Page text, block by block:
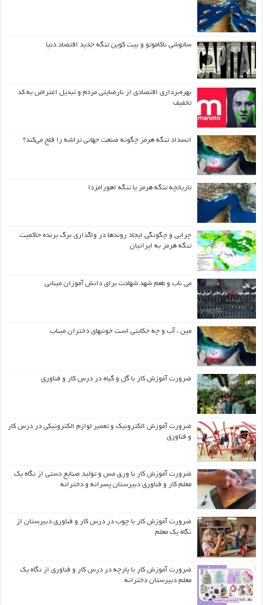
ساتوشی ناکاموتو و بیت کوین تنگه جدید اقتصاد دنیا
بهره‌برداری اقتصادی از نارضایتی مردم و تبدیل اعتراض به کد
تخفیف
انسداد تنگه هرمز چگونه صنعت جهانی تراشه را فلج می‌کند؟
تاریخچه تنگه هرمز یا تنگه اهورامزدا
چرایی و چگونگی ایجاد روندها در واگذاری برگ برنده حاکمیت
تنگه هرمز به ایرانیان
می ناب و طعم شهد شهادت برای دانش آموزان مینابی
مین ، آب و چه حکایتی است خونبهای دختران میناب
ضرورت آموزش کار با گل و گیاه در درس کار و فناوری
ضرورت آموزش الکترونیک و تعمیر لوازم الکترونیکی در درس کار
و فناوری
ضرورت آموزش کار با ورق مس و تولید صنایع دستی از نگاه یک
معلم کار و فناوری دبیرستان پسرانه و دخترانه
ضرورت آموزش کار با چوب در درس کار و فناوری دبیرستان از
نگاه یک معلم
ضرورت آموزش کار با پارچه در درس کار و فناوری از نگاه یک
معلم دبیرستان دخترانه